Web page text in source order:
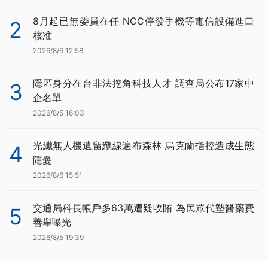
2
8月起已無委員在任 NCC停發手機等電信設備進口
核准
2026/8/6 12:58
3
隱匿身分在台非法挖角科技人才 調查局公布17家中
企名單
2026/8/5 16:03
4
光纖無人機遺留纜線遍布森林 烏克蘭指控造成生態
隱憂
2026/8/6 15:51
5
交通局科長帳戶多63萬遭疑收賄 為民眾代墊醫藥費
善舉曝光
2026/8/5 19:39